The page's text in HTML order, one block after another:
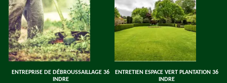
ENTREPRISE DE DÉBROUSSAILLAGE 36
INDRE
ENTRETIEN ESPACE VERT PLANTATION 36
INDRE